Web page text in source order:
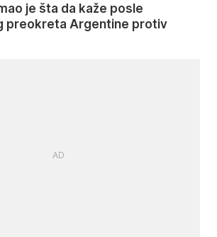
je šta da kaže posle
preokreta Argentine protiv